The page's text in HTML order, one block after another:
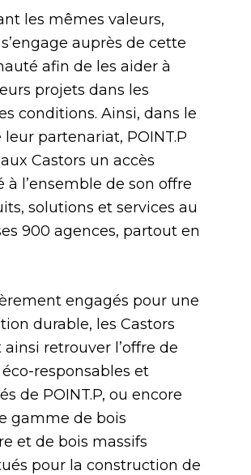
les mêmes valeurs,
s’engage auprès de cette
afin de les aider à
projets dans les
conditions. Ainsi, dans le
leur partenariat, POINT.P
Castors un accès
à l’ensemble de son offre
solutions et services au
900 agences, partout en
engagés pour une
durable, les Castors
retrouver l’offre de
responsables et
de POINT.P, ou encore
gamme de bois
et de bois massifs
pour la construction de